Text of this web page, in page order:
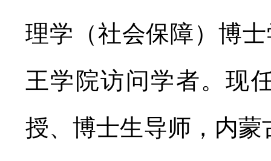
理学（社会保障）博
王学院访问学者。现
授、博士生导师，内蒙